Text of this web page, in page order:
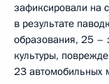
зафиксировали на
в результате
образования, 25 –
культуры,
23 автомобильных